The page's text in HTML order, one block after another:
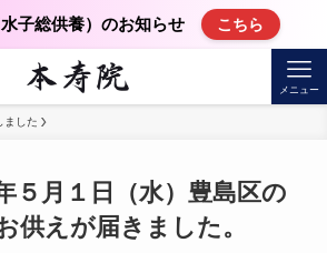
子総供養）のお知らせ こちら
メニュー
ました
５月１日（水）豊島区の
供えが届きました。